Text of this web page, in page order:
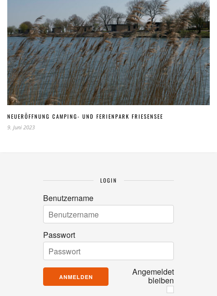
NEUERÖFFNUNG CAMPING- UND FERIENPARK FRIESENSEE
9. Juni 2023
LOGIN
Benutzername
Passwort
Angemeldet
bleiben